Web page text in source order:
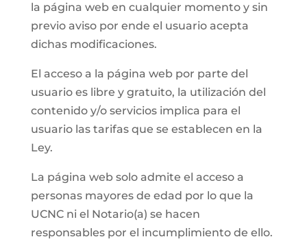
la página web en cualquier momento y sin
previo aviso por ende el usuario acepta
dichas modificaciones.
El acceso a la página web por parte del
usuario es libre y gratuito, la utilización del
contenido y/o servicios implica para el
usuario las tarifas que se establecen en la
Ley.
La página web solo admite el acceso a
personas mayores de edad por lo que la
UCNC ni el Notario(a) se hacen
responsables por el incumplimiento de ello.